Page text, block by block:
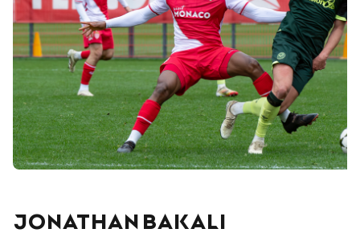
JONATHAN BAKALI